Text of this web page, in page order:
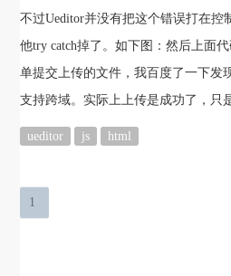
不过Ueditor并没有把这个错误打在控
他try catch掉了。如下图：然后上面
单提交上传的文件，我百度了一下发
支持跨域。实际上上传是成功了，只
ueditor js html
1